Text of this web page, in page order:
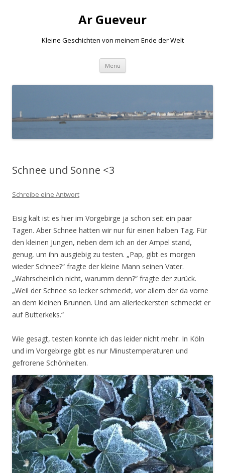
Ar Gueveur
Kleine Geschichten von meinem Ende der Welt
Menü Springe
Inhalt
Schnee und Sonne <3
Schreibe eine Antwort
Eisig kalt ist es hier im Vorgebirge ja schon seit ein paar
Tagen. Aber Schnee hatten wir nur für einen halben Tag. Für
den kleinen Jungen, neben dem ich an der Ampel stand,
genug, um ihn ausgiebig zu testen. „Pap, gibt es morgen
wieder Schnee?“ fragte der kleine Mann seinen Vater.
„Wahrscheinlich nicht, warumm denn?“ fragte der zurück.
„Weil der Schnee so lecker schmeckt, vor allem der da vorne
an dem kleinen Brunnen. Und am allerleckersten schmeckt er
auf Butterkeks.“
Wie gesagt, testen konnte ich das leider nicht mehr. In Köln
und im Vorgebirge gibt es nur Minustemperaturen und
gefrorene Schönheiten.